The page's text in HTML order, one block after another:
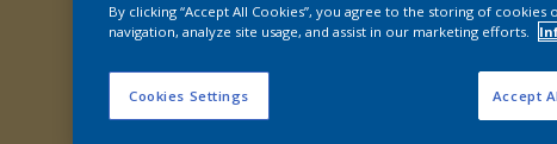
By clicking “Accept All Cookies”, you agree to the storing of
navigation, analyze site usage, and assist in our marketing efforts.
Cookies Settings Accept